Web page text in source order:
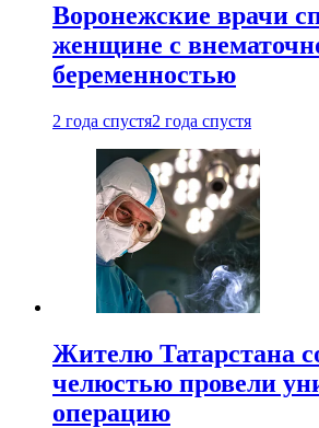
Воронежские врачи
женщине с
беременностью
2 года спустя2 года спустя
Жителю Татарстана
челюстью провели
операцию